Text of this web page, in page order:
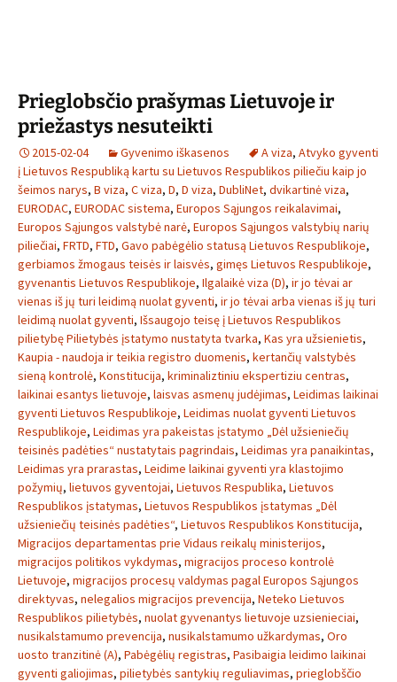
Prieglobsčio prašymas Lietuvoje ir
priežastys nesuteikti
2015-02-04 Gyvenimo iškasenos A viza, Atvyko gyventi
į Lietuvos Respubliką kartu su Lietuvos Respublikos piliečiu kaip jo
šeimos narys, B viza, C viza, D, D viza, DubliNet, dvikartinė viza,
EURODAC, EURODAC sistema, Europos Sąjungos reikalavimai,
Europos Sąjungos valstybė narė, Europos Sąjungos valstybių narių
piliečiai, FRTD, FTD, Gavo pabėgėlio statusą Lietuvos Respublikoje,
gerbiamos žmogaus teisės ir laisvės, gimęs Lietuvos Respublikoje,
gyvenantis Lietuvos Respublikoje, Ilgalaikė viza (D), ir jo tėvai ar
vienas iš jų turi leidimą nuolat gyventi, ir jo tėvai arba vienas iš jų turi
leidimą nuolat gyventi, Išsaugojo teisę į Lietuvos Respublikos
pilietybę Pilietybės įstatymo nustatyta tvarka, Kas yra užsienietis,
Kaupia - naudoja ir teikia registro duomenis, kertančių valstybės
sieną kontrolė, Konstitucija, kriminaliztiniu ekspertiziu centras,
laikinai esantys lietuvoje, laisvas asmenų judėjimas, Leidimas laikinai
gyventi Lietuvos Respublikoje, Leidimas nuolat gyventi Lietuvos
Respublikoje, Leidimas yra pakeistas įstatymo „Dėl užsieniečių
teisinės padėties“ nustatytais pagrindais, Leidimas yra panaikintas,
Leidimas yra prarastas, Leidime laikinai gyventi yra klastojimo
požymių, lietuvos gyventojai, Lietuvos Respublika, Lietuvos
Respublikos įstatymas, Lietuvos Respublikos įstatymas „Dėl
užsieniečių teisinės padėties“, Lietuvos Respublikos Konstitucija,
Migracijos departamentas prie Vidaus reikalų ministerijos,
migracijos politikos vykdymas, migracijos proceso kontrolė
Lietuvoje, migracijos procesų valdymas pagal Europos Sąjungos
direktyvas, nelegalios migracijos prevencija, Neteko Lietuvos
Respublikos pilietybės, nuolat gyvenantys lietuvoje uzsienieciai,
nusikalstamumo prevencija, nusikalstamumo užkardymas, Oro
uosto tranzitinė (A), Pabėgėlių registras, Pasibaigia leidimo laikinai
gyventi galiojimas, pilietybės santykių reguliavimas, prieglobščio